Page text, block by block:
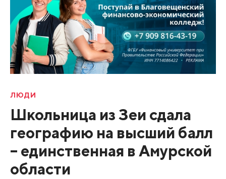
ЛЮДИ
Школьница из Зеи сдала
географию на высший балл
– единственная в Амурской
области